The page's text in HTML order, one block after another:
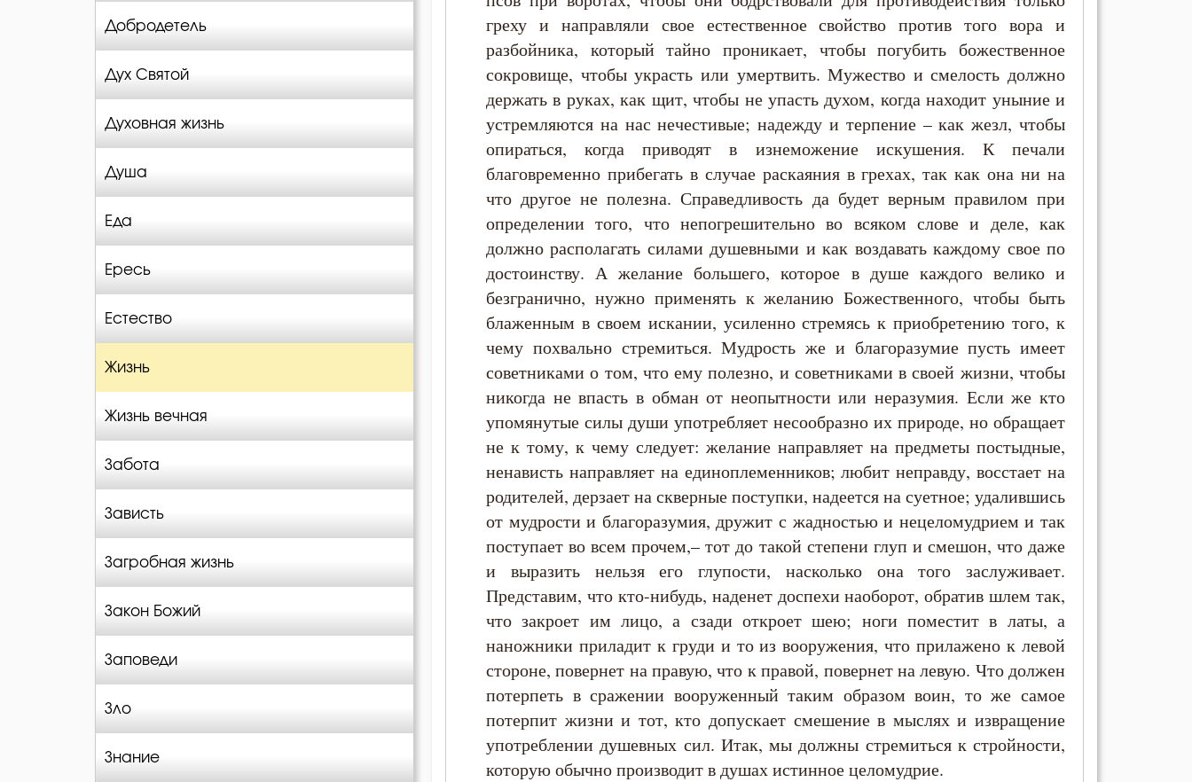
Добродетель
Дух Святой
Духовная жизнь
Душа
Еда
Ересь
Естество
Жизнь
Жизнь вечная
Забота
Зависть
Загробная жизнь
Закон Божий
Заповеди
Зло
Знание
Тихон Задонский
Феодор Студит
Феофан Затворник
греху и направляли свое естественное свойство против того вора и
разбойника, который тайно проникает, чтобы погубить божественное
сокровище, чтобы украсть или умертвить. Мужество и смелость должно
держать в руках, как щит, чтобы не упасть духом, когда находит уныние и
устремляются на нас нечестивые; надежду и терпение – как жезл, чтобы
опираться, когда приводят в изнеможение искушения. К печали
благовременно прибегать в случае раскаяния в грехах, так как она ни на
что другое не полезна. Справедливость да будет верным правилом при
определении того, что непогрешительно во всяком слове и деле, как
должно располагать силами душевными и как воздавать каждому свое по
достоинству. А желание большего, которое в душе каждого велико и
безгранично, нужно применять к желанию Божественного, чтобы быть
блаженным в своем искании, усиленно стремясь к приобретению того, к
чему похвально стремиться. Мудрость же и благоразумие пусть имеет
советниками о том, что ему полезно, и советниками в своей жизни, чтобы
никогда не впасть в обман от неопытности или неразумия. Если же кто
упомянутые силы души употребляет несообразно их природе, но обращает
не к тому, к чему следует: желание направляет на предметы постыдные,
ненависть направляет на единоплеменников; любит неправду, восстает на
родителей, дерзает на скверные поступки, надеется на суетное; удалившись
от мудрости и благоразумия, дружит с жадностью и нецеломудрием и так
поступает во всем прочем,– тот до такой степени глуп и смешон, что даже
и выразить нельзя его глупости, насколько она того заслуживает.
Представим, что кто-нибудь, наденет доспехи наоборот, обратив шлем так,
что закроет им лицо, а сзади откроет шею; ноги поместит в латы, а
наножники приладит к груди и то из вооружения, что прилажено к левой
стороне, повернет на правую, что к правой, повернет на левую. Что должен
потерпеть в сражении вооруженный таким образом воин, то же самое
потерпит жизни и тот, кто допускает смешение в мыслях и извращение
употреблении душевных сил. Итак, мы должны стремиться к стройности,
которую обычно производит в душах истинное целомудрие.